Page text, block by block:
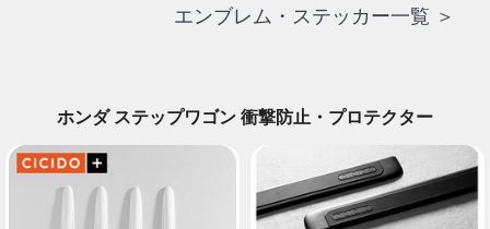
エンブレム・ステッカー一覧 ＞
ホンダ ステップワゴン 衝撃防止・プロテクター